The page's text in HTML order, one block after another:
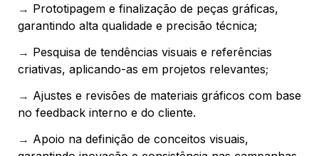
→ Prototipagem e finalização de peças gráficas,
garantindo alta qualidade e precisão técnica;
→ Pesquisa de tendências visuais e referências
criativas, aplicando-as em projetos relevantes;
→ Ajustes e revisões de materiais gráficos com base
no feedback interno e do cliente.
→ Apoio na definição de conceitos visuais,